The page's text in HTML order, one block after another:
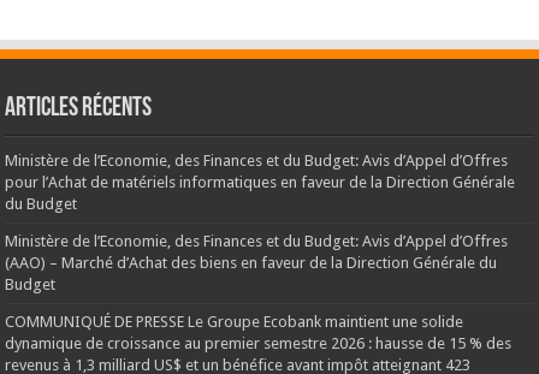
Articles récents
Ministère de l’Economie, des Finances et du Budget: Avis d’Appel d’Offres
pour l’Achat de matériels informatiques en faveur de la Direction Générale
du Budget
Ministère de l’Economie, des Finances et du Budget: Avis d’Appel d’Offres
(AAO) – Marché d’Achat des biens en faveur de la Direction Générale du
Budget
COMMUNIQUÉ DE PRESSE Le Groupe Ecobank maintient une solide
dynamique de croissance au premier semestre 2026 : hausse de 15 % des
revenus à 1,3 milliard US$ et un bénéfice avant impôt atteignant 423